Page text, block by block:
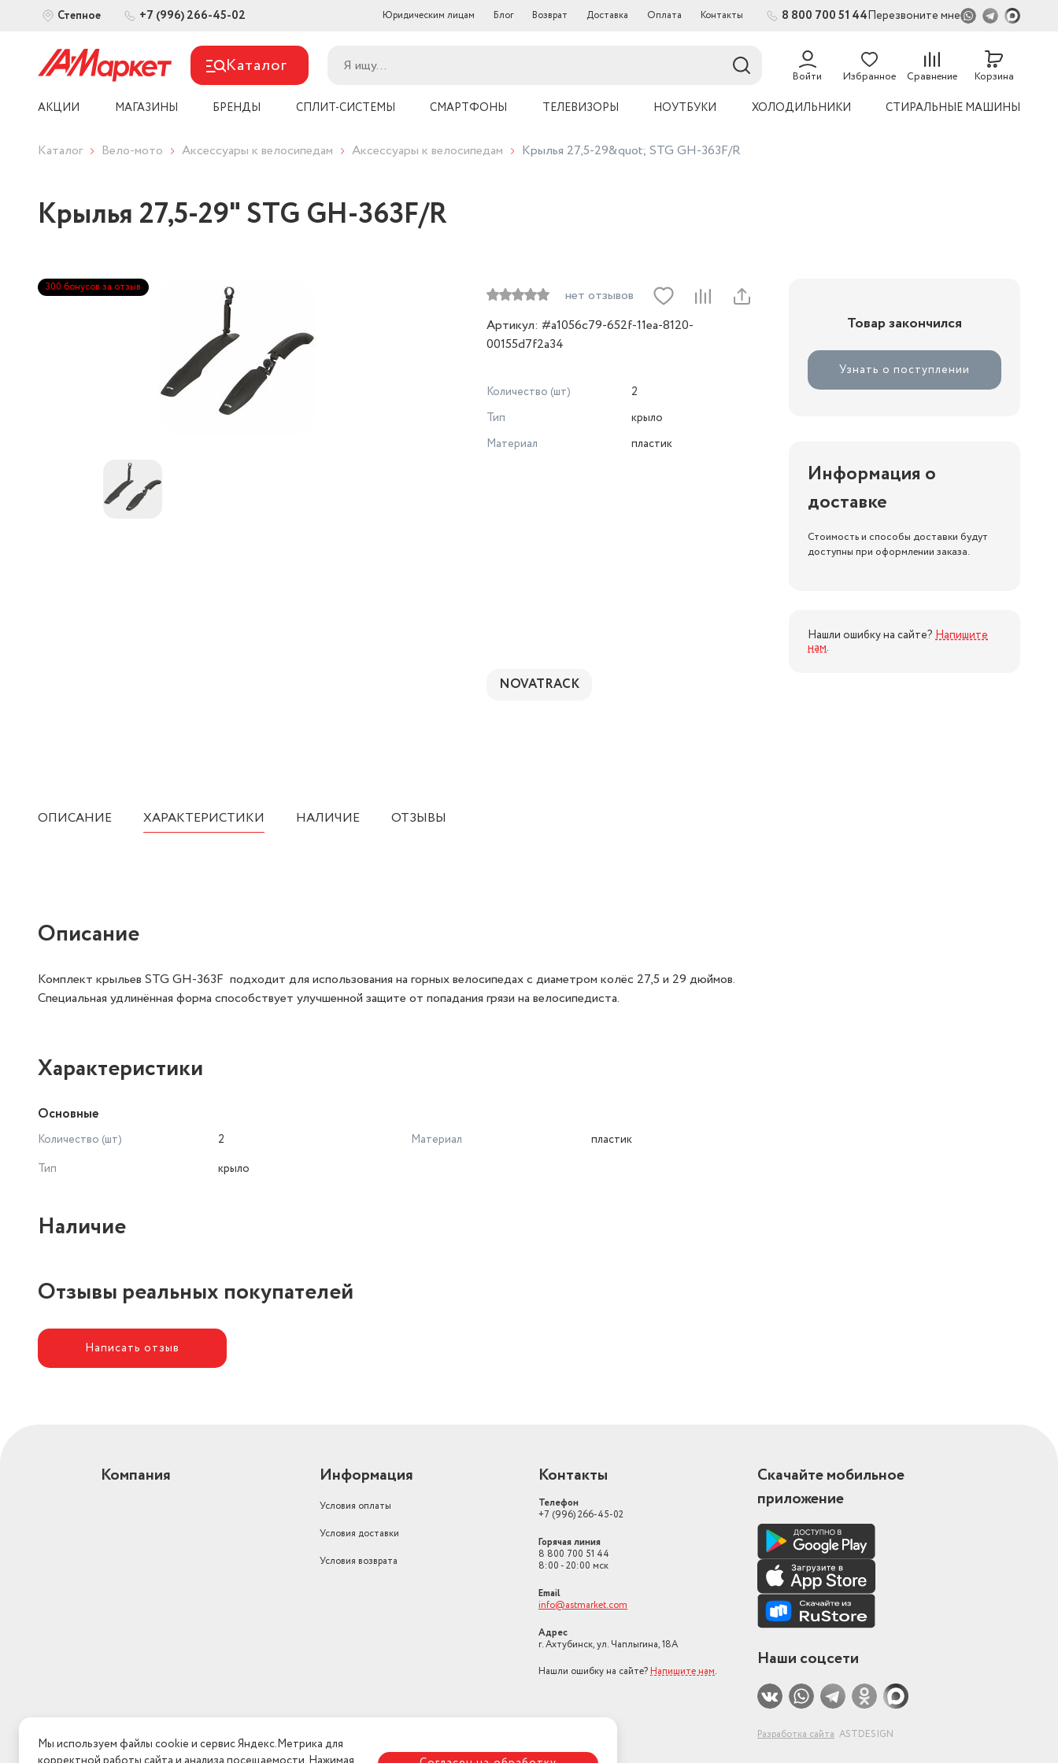
Степное +7 (996) 266-45-02 Юридическим лицам Блог Возврат Доставка Оплата Контакты 8 800 700 51 44Перезвоните мне
Каталог Войти Избранное Сравнение Корзина
АКЦИИ МАГАЗИНЫ БРЕНДЫ СПЛИТ-СИСТЕМЫ СМАРТФОНЫ ТЕЛЕВИЗОРЫ НОУТБУКИ ХОЛОДИЛЬНИКИ СТИРАЛЬНЫЕ МАШИНЫ
Каталог Вело-мото Аксессуары к велосипедам Аксессуары к велосипедам Крылья 27,5-29&quot; STG GH-363F/R
Крылья 27,5-29" STG GH-363F/R
300 бонусов за отзыв
нет отзывов
Артикул: #a1056c79-652f-11ea-8120-
00155d7f2a34
Количество (шт)
2
Тип
крыло
Материал
пластик
NOVATRACK
Товар закончился
Узнать о поступлении
Информация о
доставке
Стоимость и способы доставки будут
доступны при оформлении заказа.
Нашли ошибку на сайте? Напишите
нам.
ОПИСАНИЕ ХАРАКТЕРИСТИКИ НАЛИЧИЕ ОТЗЫВЫ
Описание
Комплект крыльев STG GH-363F подходит для использования на горных велосипедах с диаметром колёс 27,5 и 29 дюймов.
Специальная удлинённая форма способствует улучшенной защите от попадания грязи на велосипедиста.
Характеристики
Основные
Количество (шт)
2
Тип
крыло
Материал пластик
Наличие
Отзывы реальных покупателей
Написать отзыв
Компания Информация
Условия оплаты
Условия доставки
Условия возврата
Контакты
Телефон
+7 (996) 266-45-02
Горячая линия
8 800 700 51 44
8:00 - 20:00 мск
Email
info@astmarket.com
Адрес
г. Ахтубинск, ул. Чаплыгина, 18А
Нашли ошибку на сайте? Напишите нам.
Скачайте мобильное
приложение
Наши соцсети
Разработка сайта ASTDESIGN
Мы используем файлы cookie и сервис Яндекс.Метрика для